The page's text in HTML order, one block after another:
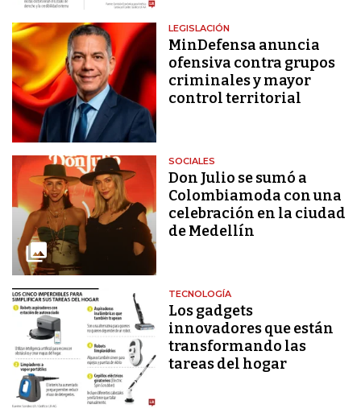
LEGISLACIÓN
MinDefensa anuncia
ofensiva contra grupos
criminales y mayor
control territorial
SOCIALES
Don Julio se sumó a
Colombiamoda con una
celebración en la ciudad
de Medellín
TECNOLOGÍA
Los gadgets
innovadores que están
transformando las
tareas del hogar